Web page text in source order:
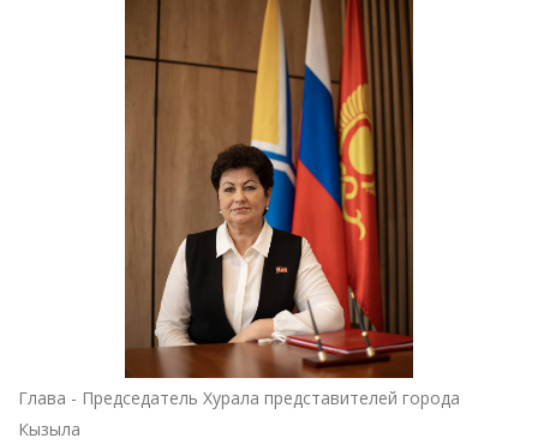
Глава - Председатель Хурала представителей города
Кызыла